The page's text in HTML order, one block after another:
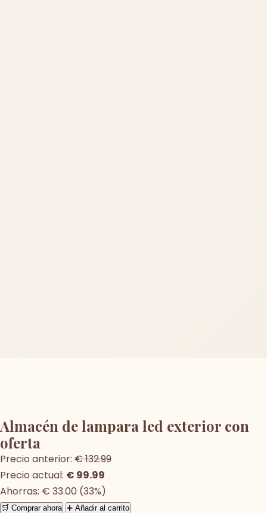
Almacén de lampara led exterior con
oferta
Precio anterior: € 132.99
Precio actual: € 99.99
Ahorras: € 33.00 (33%)
🛒 Comprar ahora ➕ Añadir al carrito